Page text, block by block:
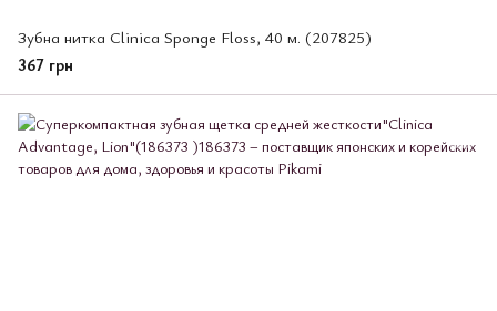
Зубна нитка Clinica Sponge Floss, 40 м. (207825)
367 грн